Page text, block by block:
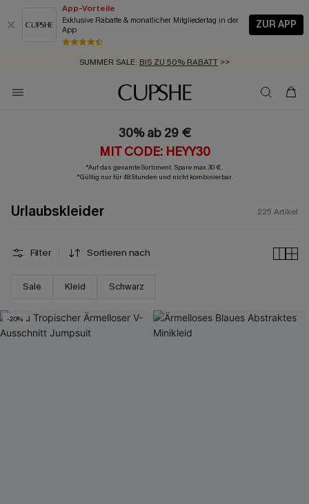
App-Vorteile
Exklusive Rabatte & monatlicher Mitgliedertag in der
App
ZUR APP
GRATIS MASSBAND MIT JEDEM SCHNELLVERSAND-ARTIKEL >>
SUMMER SALE:
ZUM NEWSLETTER:BIS ZU -20% EXTRA ERHALTEN
KOSTENLOSER VERSAND AB 89 €
30% ab 29 €
MIT CODE: HEYY30
*Auf das gesamte Sortiment. Spare max 30 €.
*Gültig nur für 48 Stunden und nicht kombinierbar.
Urlaubskleider 225 Artikel
Filter Sortieren nach
Sale Kleid Schwarz
-20%